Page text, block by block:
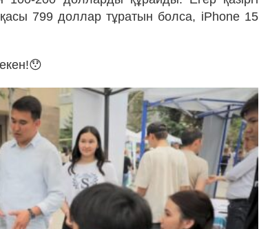
799 доллар тұратын болса, iPhone 15